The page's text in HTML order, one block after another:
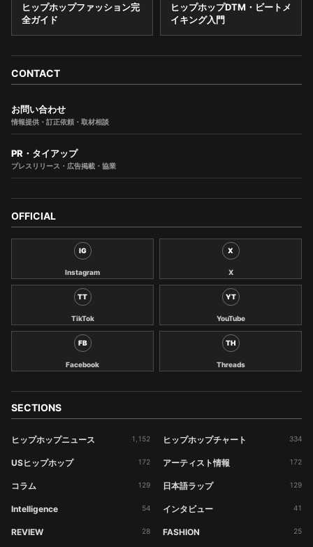
ヒップホップファッション完
全ガイド
ヒップホップDTM・ビートメ
イキング入門
CONTACT
お問い合わせ
情報提供・訂正依頼・取材相談
PR・タイアップ
プレスリリース・広告掲載・協業
OFFICIAL
IG
Instagram
X
X
TT
TikTok
YT
YouTube
FB
Facebook
TH
Threads
SECTIONS
ヒップホップニュース 1,152 ヒップホップチャート 334
USヒップホップ 172 アーティスト情報 172
コラム 129 日本語ラップ 129
Intelligence 54 インタビュー 41
REVIEW 28 FASHION 25